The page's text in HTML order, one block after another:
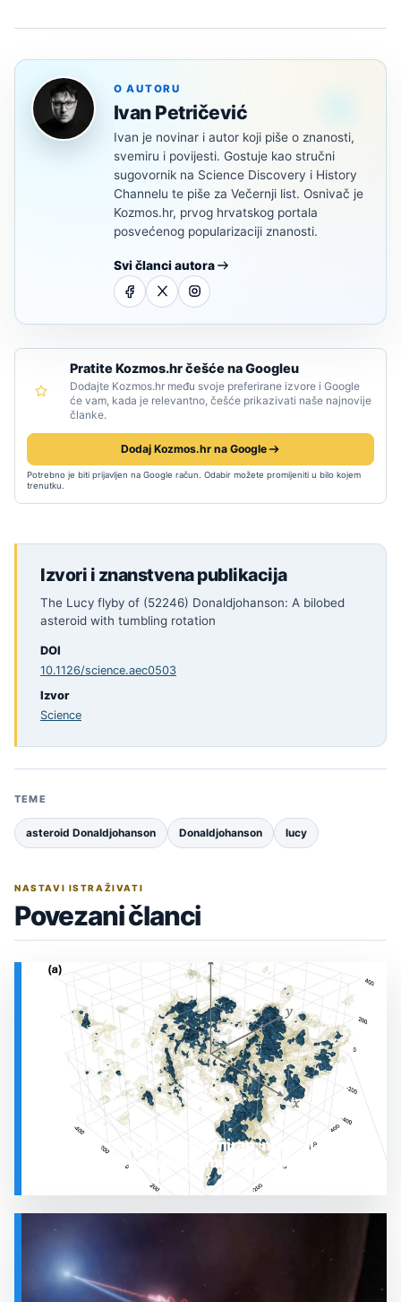
O AUTORU
Ivan Petričević
Ivan je novinar i autor koji piše o znanosti,
svemiru i povijesti. Gostuje kao stručni
sugovornik na Science Discovery i History
Channelu te piše za Večernji list. Osnivač je
Kozmos.hr, prvog hrvatskog portala
posvećenog popularizaciji znanosti.
Svi članci autora
Pratite Kozmos.hr češće na Googleu
Dodajte Kozmos.hr među svoje preferirane izvore i Google
će vam, kada je relevantno, češće prikazivati naše najnovije
članke.
Dodaj Kozmos.hr na Google
Potrebno je biti prijavljen na Google račun. Odabir možete promijeniti u bilo kojem
trenutku.
Izvori i znanstvena publikacija
The Lucy flyby of (52246) Donaldjohanson: A bilobed
asteroid with tumbling rotation
DOI
10.1126/science.aec0503
Izvor
Science
TEME
asteroid Donaldjohanson Donaldjohanson lucy
NASTAVI ISTRAŽIVATI
Povezani članci
Prostor oko Sunca nije miran: nova 3D karta
otkrila plin koji stalno mijenja stanje